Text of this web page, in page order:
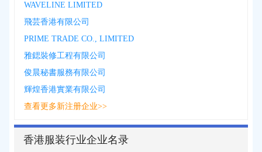
WAVELINE LIMITED
飛芸香港有限公司
PRIME TRADE CO., LIMITED
雅鍶裝修工程有限公司
俊晨秘書服務有限公司
輝煌香港實業有限公司
查看更多新注册企业>>
香港服装行业企业名录